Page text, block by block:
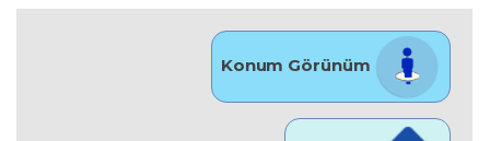
Konum Görünüm